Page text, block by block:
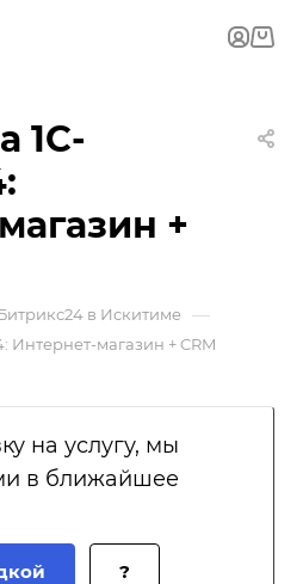
1С-
+
в Искитиме —
Интернет-магазин + CRM
на услугу, мы
в ближайшее
?